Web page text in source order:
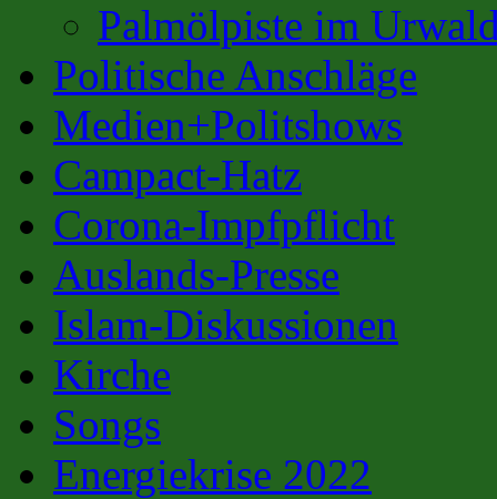
Palmölpiste im
Politische Anschläge
Medien+Politshows
Campact-Hatz
Corona-Impfpflicht
Auslands-Presse
Islam-Diskussionen
Kirche
Songs
Energiekrise 2022